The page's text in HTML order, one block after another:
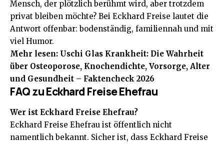
Mensch, der plötzlich berühmt wird, aber trotzdem
privat bleiben möchte? Bei Eckhard Freise lautet die
Antwort offenbar: bodenständig, familiennah und mit
viel Humor.
Mehr lesen: Uschi Glas Krankheit: Die Wahrheit
über Osteoporose, Knochendichte, Vorsorge, Alter
und Gesundheit – Faktencheck 2026
FAQ zu Eckhard Freise Ehefrau
Wer ist Eckhard Freise Ehefrau?
Eckhard Freise Ehefrau ist öffentlich nicht
namentlich bekannt. Sicher ist, dass Eckhard Freise